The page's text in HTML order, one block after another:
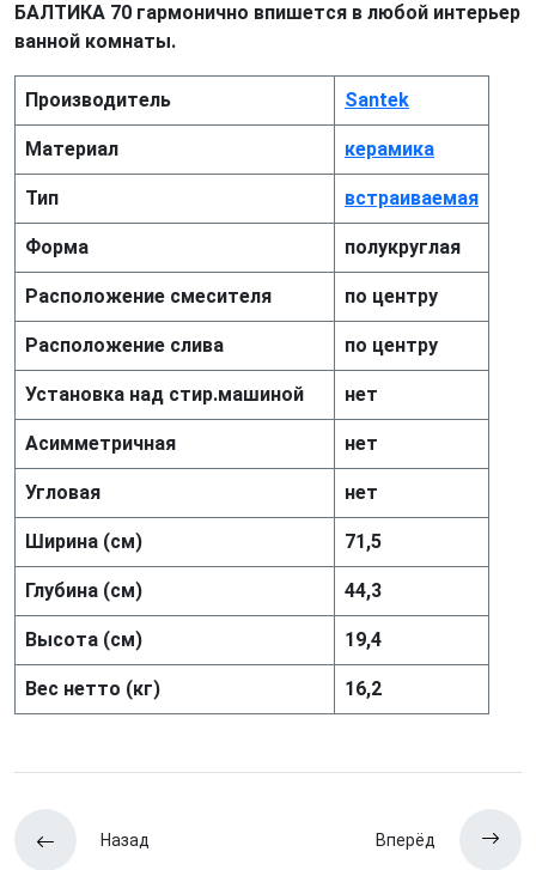
БАЛТИКА 70 гармонично впишется в любой интерьер
ванной комнаты.
Производитель Santek
Материал керамика
Тип встраиваемая
Форма полукруглая
Расположение смесителя по центру
Расположение слива по центру
Установка над стир.машиной нет
Асимметричная нет
Угловая нет
Ширина (см) 71,5
Глубина (см) 44,3
Высота (см) 19,4
Вес нетто (кг) 16,2
Назад Вперёд